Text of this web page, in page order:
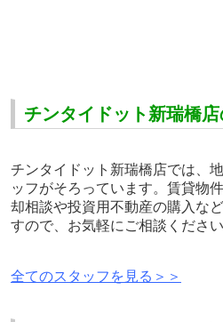
チンタイドット新瑞橋
チンタイドット新瑞橋店では、
ッフがそろっています。賃貸物
却相談や投資用不動産の購入な
すので、お気軽にご相談ください
全てのスタッフを見る＞＞